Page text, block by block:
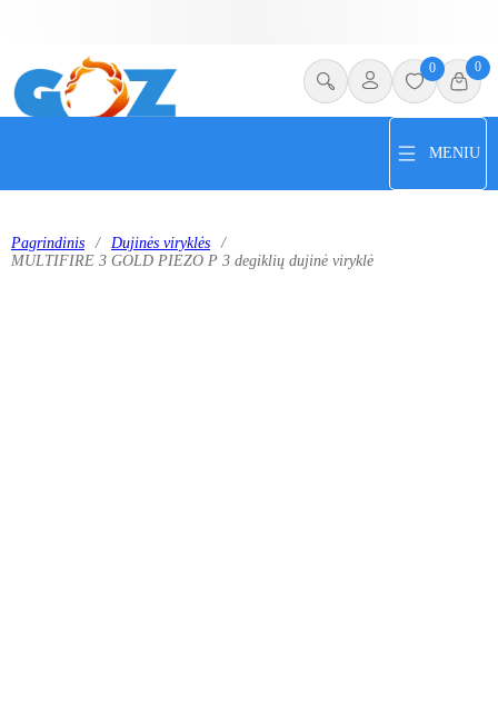
0 0
MENIU
Pagrindinis / Dujinės viryklės
/
MULTIFIRE 3 GOLD PIEZO P 3 degiklių dujinė viryklė